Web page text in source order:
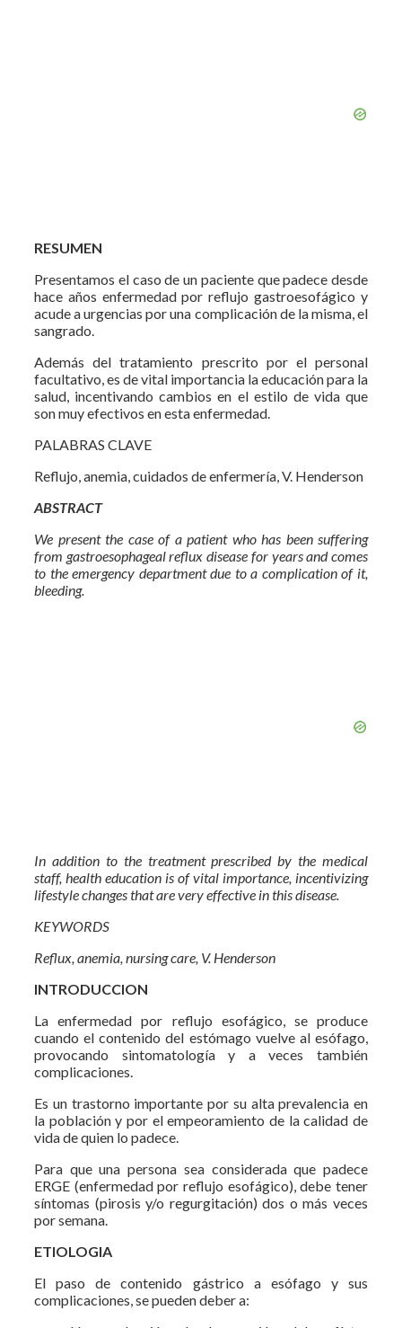
RESUMEN
Presentamos el caso de un paciente que padece desde
hace años enfermedad por reflujo gastroesofágico y
acude a urgencias por una complicación de la misma, el
sangrado.
Además del tratamiento prescrito por el personal
facultativo, es de vital importancia la educación para la
salud, incentivando cambios en el estilo de vida que
son muy efectivos en esta enfermedad.
PALABRAS CLAVE
Reflujo, anemia, cuidados de enfermería, V. Henderson
ABSTRACT
We present the case of a patient who has been suffering
from gastroesophageal reflux disease for years and comes
to the emergency department due to a complication of it,
bleeding.
In addition to the treatment prescribed by the medical
staff, health education is of vital importance, incentivizing
lifestyle changes that are very effective in this disease.
KEYWORDS
Reflux, anemia, nursing care, V. Henderson
INTRODUCCION
La enfermedad por reflujo esofágico, se produce
cuando el contenido del estómago vuelve al esófago,
provocando sintomatología y a veces también
complicaciones.
Es un trastorno importante por su alta prevalencia en
la población y por el empeoramiento de la calidad de
vida de quien lo padece.
Para que una persona sea considerada que padece
ERGE (enfermedad por reflujo esofágico), debe tener
síntomas (pirosis y/o regurgitación) dos o más veces
por semana.
ETIOLOGIA
El paso de contenido gástrico a esófago y sus
complicaciones, se pueden deber a: